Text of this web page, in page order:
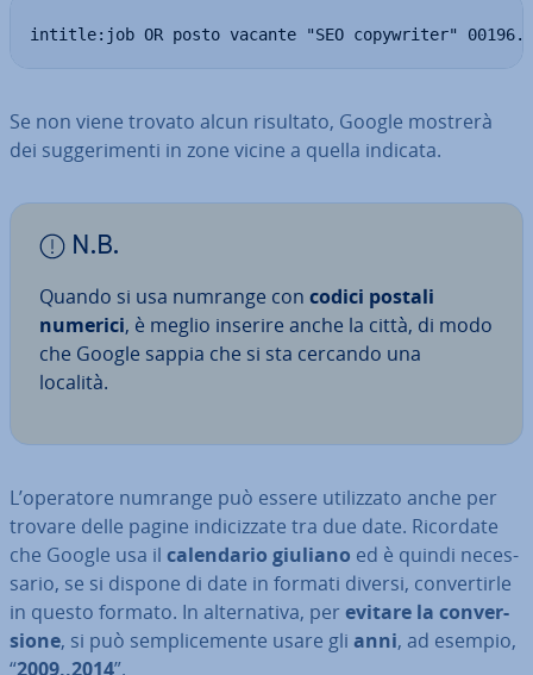
intitle:job OR posto vacante "SEO copywriter"
Se non viene trovato alcun risultato, Google mostrerà
dei sug­ge­ri­men­ti in zone vicine a quella indicata.
N.B.
Quando si usa numrange con codici postali
numerici, è meglio inserire anche la città, di modo
che Google sappia che si sta cercando una
località.
L’operatore numrange può essere uti­liz­za­to anche per
trovare delle pagine in­di­ciz­za­te tra due date. Ricordate
che Google usa il ca­len­da­rio giuliano ed è quindi ne­ces­
sa­rio, se si dispone di date in formati diversi, con­ver­tir­le
in questo formato. In al­ter­na­ti­va, per evitare la con­ver­
sio­ne, si può sem­pli­ce­men­te usare gli anni, ad esempio,
“2009..2014”.